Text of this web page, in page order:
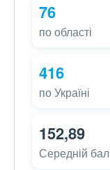
76
по області
416
по Україні
152,89
Середній бал